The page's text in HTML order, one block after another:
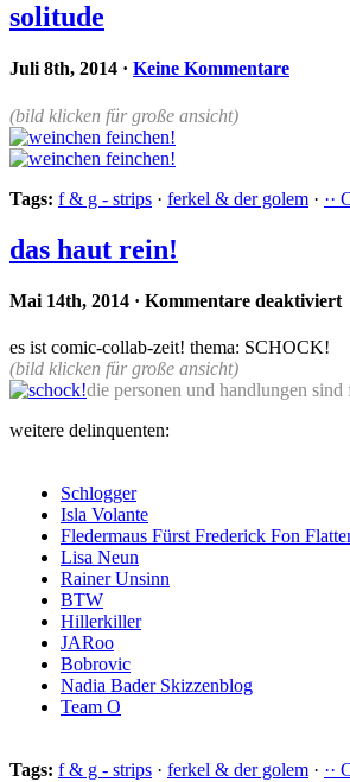
solitude
Juli 8th, 2014 · Keine Kommentare
(bild klicken für große ansicht)
Tags: f & g - strips · ferkel & der golem · ··
das haut rein!
Mai 14th, 2014 · Kommentare deaktiviert
es ist comic-collab-zeit! thema: SCHOCK!
(bild klicken für große ansicht)
die personen und handlungen
weitere delinquenten:
Schlogger
Isla Volante
Fledermaus Fürst Frederick Fon
Lisa Neun
Rainer Unsinn
BTW
Hillerkiller
JARoo
Bobrovic
Nadia Bader Skizzenblog
Team O
Tags: f & g - strips · ferkel & der golem · ··